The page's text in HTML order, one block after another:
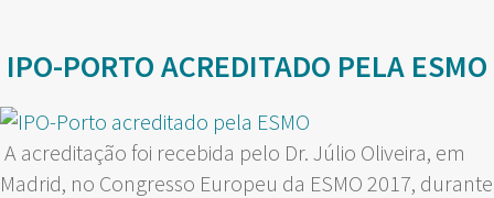
IPO-PORTO ACREDITADO PELA ESMO
A acreditação foi recebida pelo Dr. Júlio Oliveira, em
Madrid, no Congresso Europeu da ESMO 2017, durante